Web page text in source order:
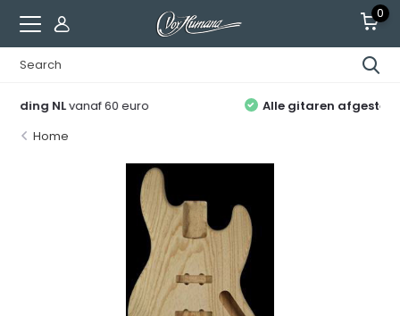
0
Alle gitaren afgesteld
en recht op 2 servicebeurten
Home